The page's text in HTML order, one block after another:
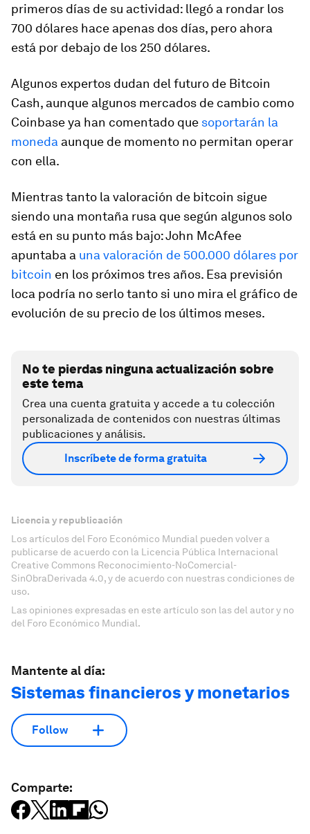
primeros días de su actividad: llegó a rondar los
700 dólares hace apenas dos días, pero ahora
está por debajo de los 250 dólares.
Algunos expertos dudan del futuro de Bitcoin
Cash, aunque algunos mercados de cambio como
Coinbase ya han comentado que soportarán la
moneda aunque de momento no permitan operar
con ella.
Mientras tanto la valoración de bitcoin sigue
siendo una montaña rusa que según algunos solo
está en su punto más bajo: John McAfee
apuntaba a una valoración de 500.000 dólares por
bitcoin en los próximos tres años. Esa previsión
loca podría no serlo tanto si uno mira el gráfico de
evolución de su precio de los últimos meses.
No te pierdas ninguna actualización sobre
este tema
Crea una cuenta gratuita y accede a tu colección
personalizada de contenidos con nuestras últimas
publicaciones y análisis.
Inscríbete de forma gratuita
Licencia y republicación
Los artículos del Foro Económico Mundial pueden volver a
publicarse de acuerdo con la Licencia Pública Internacional
Creative Commons Reconocimiento-NoComercial-
SinObraDerivada 4.0, y de acuerdo con nuestras condiciones de
uso.
Las opiniones expresadas en este artículo son las del autor y no
del Foro Económico Mundial.
Mantente al día:
Sistemas financieros y monetarios
Follow
Comparte: